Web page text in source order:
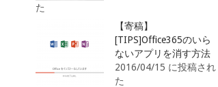
た
【寄稿】
[TIPS]Office365のいら
ないアプリを消す方法
2016/04/15 に投稿され
た